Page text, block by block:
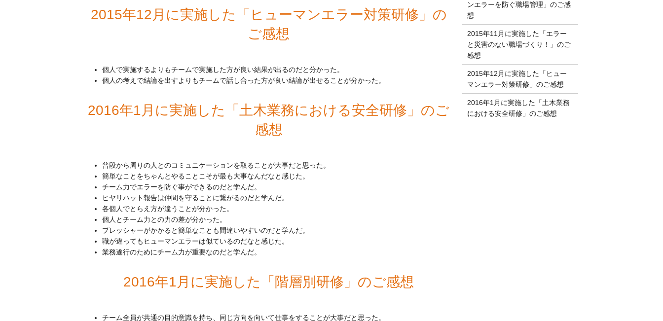
2015年12月に実施した「ヒューマンエラー対策研修」の
ご感想
個人で実施するよりもチームで実施した方が良い結果が出るのだと分かった。
個人の考えで結論を出すよりもチームで話し合った方が良い結論が出せることが分かった。
2016年1月に実施した「土木業務における安全研修」のご
感想
普段から周りの人とのコミュニケーションを取ることが大事だと思った。
簡単なことをちゃんとやることこそが最も大事なんだなと感じた。
チーム力でエラーを防ぐ事ができるのだと学んだ。
ヒヤリハット報告は仲間を守ることに繋がるのだと学んだ。
各個人でとらえ方が違うことが分かった。
個人とチーム力との力の差が分かった。
プレッシャーがかかると簡単なことも間違いやすいのだと学んだ。
職が違ってもヒューマンエラーは似ているのだなと感じた。
業務遂行のためにチーム力が重要なのだと学んだ。
2016年1月に実施した「階層別研修」のご感想
チーム全員が共通の目的意識を持ち、同じ方向を向いて仕事をすることが大事だと思った。
ンエラーを防ぐ職場管理」のご感
想
2015年11月に実施した「エラー
と災害のない職場づくり！」のご
感想
2015年12月に実施した「ヒュー
マンエラー対策研修」のご感想
2016年1月に実施した「土木業務
における安全研修」のご感想